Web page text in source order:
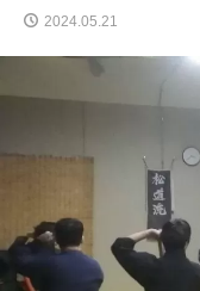
2024.05.21